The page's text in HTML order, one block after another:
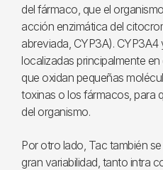
del fármaco, que el
acción enzimática del
abreviada, CYP3A).
localizadas principalmente
que oxidan pequeñas
toxinas o los fármacos, para
del organismo.
Por otro lado, Tac también
gran variabilidad, tanto intra